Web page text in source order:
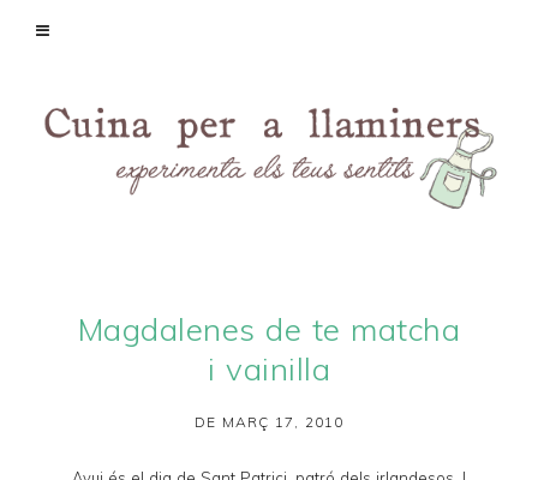
Magdalenes de te matcha
i vainilla
DE MARÇ 17, 2010